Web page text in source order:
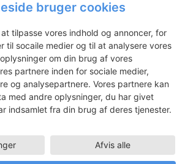
som væver fra
Juel 1966. Eget værksted
1967 – sølvmedalje
Esmers Mindelegat
Højgaards Fond 1979
1988, Kulturfonden 1991,
af Statens Kunstfond
L.F. Foghts Fond 2018,
bruger cookies
tilpasse vores indhold og annoncer, for
til socaile medier og til at analysere vores
om din brug af vores
partnere inden for sociale medier,
og analysepartnere. Vores partnere kan
med andre oplysninger, du har givet
indsamlet fra din brug af deres tjenester.
Afvis alle